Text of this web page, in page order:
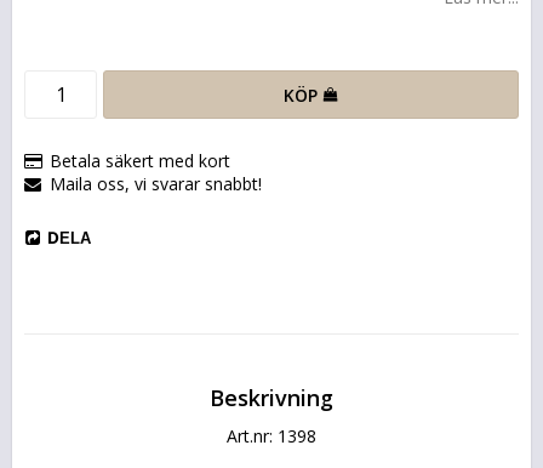
KÖP
Betala säkert med kort
Maila oss, vi svarar snabbt!
DELA
Beskrivning
Art.nr: 1398